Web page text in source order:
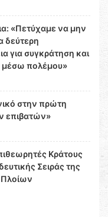
«Πετύχαμε να μην
δεύτερη
για συγκράτηση και
μέσω πολέμου»
στην πρώτη
επιβατών»
Κράτους
Σειράς της